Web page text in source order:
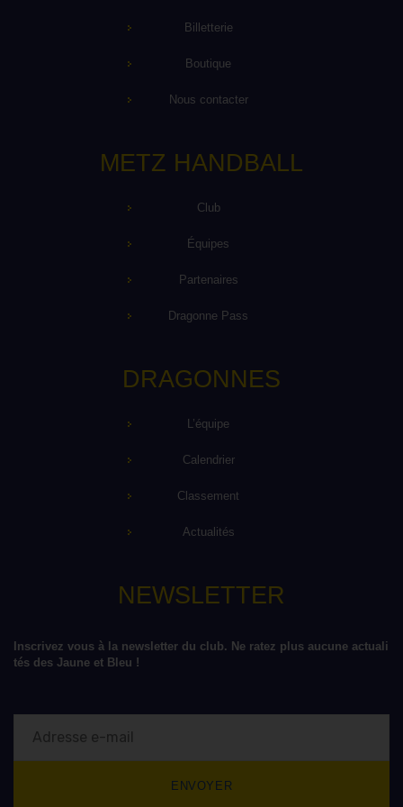
Billetterie
Boutique
Nous contacter
METZ HANDBALL
Club
Équipes
Partenaires
Dragonne Pass
DRAGONNES
L’équipe
Calendrier
Classement
Actualités
NEWSLETTER
Inscrivez vous à la newsletter du club. Ne ratez plus aucune actuali
tés des Jaune et Bleu !